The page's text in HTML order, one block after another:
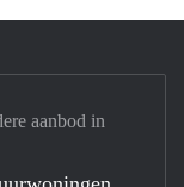
aanbod in